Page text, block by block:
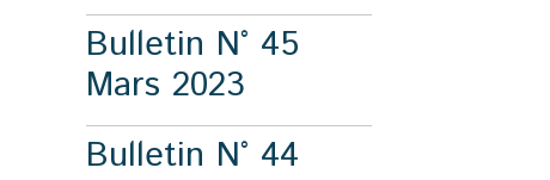
Bulletin N° 45
Mars 2023
Bulletin N° 44